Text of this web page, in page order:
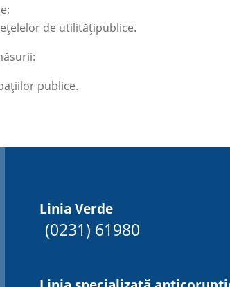
de utilitățipublice.
publice.
Linia Verde
(0231) 61980